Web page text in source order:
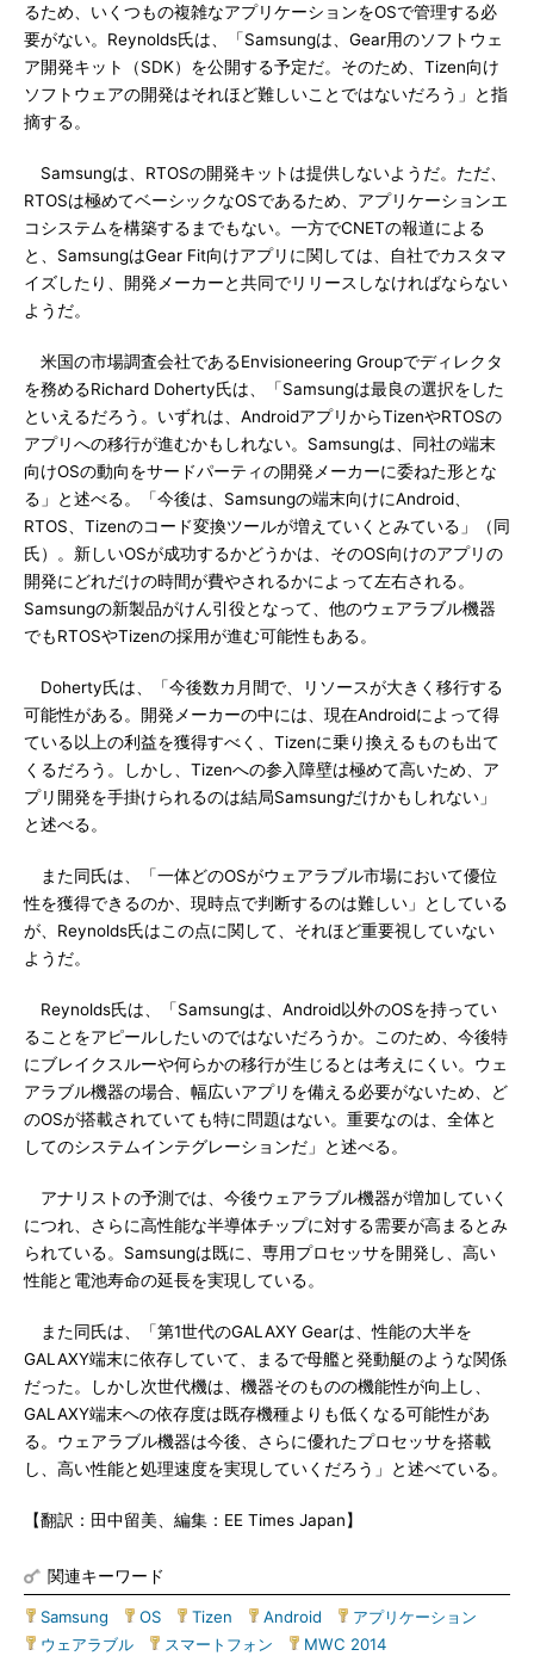
るため、いくつもの複雑なアプリケーションをOSで管理する必
要がない。Reynolds氏は、「Samsungは、Gear用のソフトウェ
ア開発キット（SDK）を公開する予定だ。そのため、Tizen向け
ソフトウェアの開発はそれほど難しいことではないだろう」と指
摘する。
Samsungは、RTOSの開発キットは提供しないようだ。ただ、
RTOSは極めてベーシックなOSであるため、アプリケーションエ
コシステムを構築するまでもない。一方でCNETの報道による
と、SamsungはGear Fit向けアプリに関しては、自社でカスタマ
イズしたり、開発メーカーと共同でリリースしなければならない
ようだ。
米国の市場調査会社であるEnvisioneering Groupでディレクタ
を務めるRichard Doherty氏は、「Samsungは最良の選択をした
といえるだろう。いずれは、AndroidアプリからTizenやRTOSの
アプリへの移行が進むかもしれない。Samsungは、同社の端末
向けOSの動向をサードパーティの開発メーカーに委ねた形とな
る」と述べる。「今後は、Samsungの端末向けにAndroid、
RTOS、Tizenのコード変換ツールが増えていくとみている」（同
氏）。新しいOSが成功するかどうかは、そのOS向けのアプリの
開発にどれだけの時間が費やされるかによって左右される。
Samsungの新製品がけん引役となって、他のウェアラブル機器
でもRTOSやTizenの採用が進む可能性もある。
Doherty氏は、「今後数カ月間で、リソースが大きく移行する
可能性がある。開発メーカーの中には、現在Androidによって得
ている以上の利益を獲得すべく、Tizenに乗り換えるものも出て
くるだろう。しかし、Tizenへの参入障壁は極めて高いため、ア
プリ開発を手掛けられるのは結局Samsungだけかもしれない」
と述べる。
また同氏は、「一体どのOSがウェアラブル市場において優位
性を獲得できるのか、現時点で判断するのは難しい」としている
が、Reynolds氏はこの点に関して、それほど重要視していない
ようだ。
Reynolds氏は、「Samsungは、Android以外のOSを持ってい
ることをアピールしたいのではないだろうか。このため、今後特
にブレイクスルーや何らかの移行が生じるとは考えにくい。ウェ
アラブル機器の場合、幅広いアプリを備える必要がないため、ど
のOSが搭載されていても特に問題はない。重要なのは、全体と
してのシステムインテグレーションだ」と述べる。
アナリストの予測では、今後ウェアラブル機器が増加していく
につれ、さらに高性能な半導体チップに対する需要が高まるとみ
られている。Samsungは既に、専用プロセッサを開発し、高い
性能と電池寿命の延長を実現している。
また同氏は、「第1世代のGALAXY Gearは、性能の大半を
GALAXY端末に依存していて、まるで母艦と発動艇のような関係
だった。しかし次世代機は、機器そのものの機能性が向上し、
GALAXY端末への依存度は既存機種よりも低くなる可能性があ
る。ウェアラブル機器は今後、さらに優れたプロセッサを搭載
し、高い性能と処理速度を実現していくだろう」と述べている。
【翻訳：田中留美、編集：EE Times Japan】
関連キーワード
Samsung OS Tizen Android アプリケーション
ウェアラブル
スマートフォン MWC 2014